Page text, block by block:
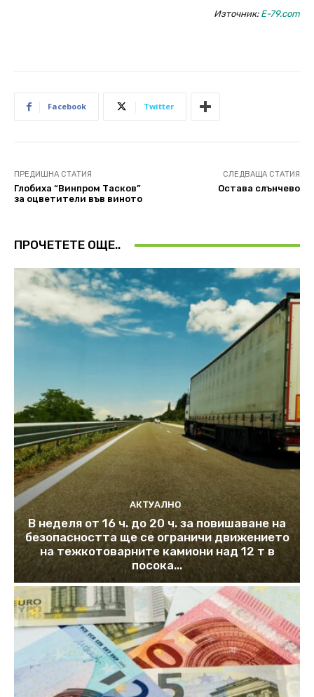
Източник: E-79.com
Facebook Twitter
ПРЕДИШНА СТАТИЯ
Глобиха “Винпром Тасков”
за оцветители във виното
СЛЕДВАЩА СТАТИЯ
Остава слънчево
ПРОЧЕТЕТЕ ОЩЕ..
АКТУАЛНО
В неделя от 16 ч. до 20 ч. за повишаване на
безопасността ще се ограничи движението
на тежкотоварните камиони над 12 т в
посока...